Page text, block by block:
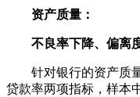
资产质量：
不良率下降、偏离
针对银行的资产质量
贷款率两项指标，样本